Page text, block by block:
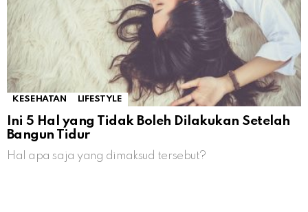
KESEHATAN LIFESTYLE
Ini 5 Hal yang Tidak Boleh Dilakukan Setelah
Bangun Tidur
Hal apa saja yang dimaksud tersebut?